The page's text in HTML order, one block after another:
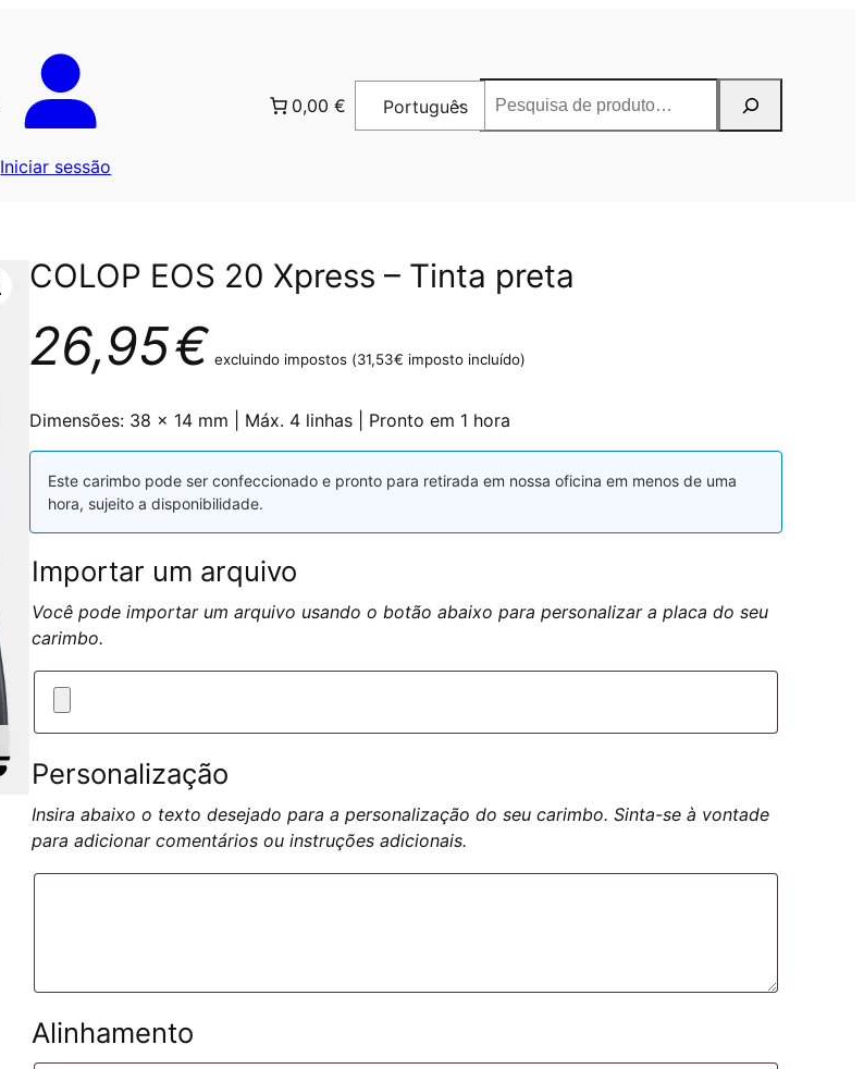
Iniciar sessão
0,00 € Português
COLOP EOS 20 Xpress – Tinta preta
26,95€ excluindo impostos (31,53€ imposto incluído)
Dimensões: 38 x 14 mm | Máx. 4 linhas | Pronto em 1 hora
Este carimbo pode ser confeccionado e pronto para retirada em nossa oficina em menos de uma
hora, sujeito a disponibilidade.
Importar um arquivo
Você pode importar um arquivo usando o botão abaixo para personalizar a placa do seu
carimbo.
Personalização
Insira abaixo o texto desejado para a personalização do seu carimbo. Sinta-se à vontade
para adicionar comentários ou instruções adicionais.
Alinhamento